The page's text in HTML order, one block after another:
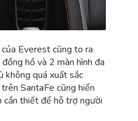
Everest cũng to ra
hồ và 2 màn hình đa
không quá xuất sắc
SantaFe cũng hiển
thiết để hỗ trợ người